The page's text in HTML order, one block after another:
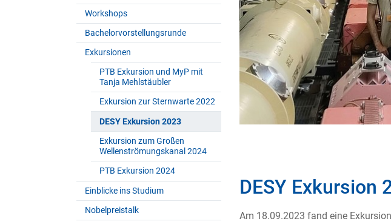
Workshops
Bachelorvorstellungsrunde
Exkursionen
PTB Exkursion und MyP mit
Tanja Mehlstäubler
Exkursion zur Sternwarte 2022
DESY Exkursion 2023
Exkursion zum Großen
Wellenströmungskanal 2024
PTB Exkursion 2024
Einblicke ins Studium
Nobelpreistalk
DESY Exkursion
Am 18.09.2023 fand eine